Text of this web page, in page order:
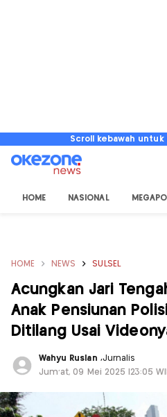
Scroll kebawah untuk
HOME NASIONAL
HOME NEWS SULSEL
Acungkan Jari
Anak Pensiunan
Ditilang Usai
Wahyu Ruslan ,Jurnalis
Jum'at, 09 Mei 2025 |23:05